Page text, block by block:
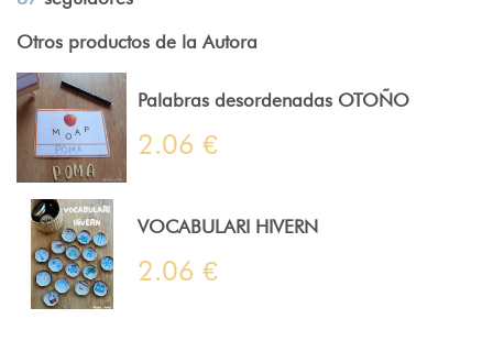
Otros productos de la Autora
Palabras desordenadas OTOÑO
2.06 €
VOCABULARI HIVERN
2.06 €